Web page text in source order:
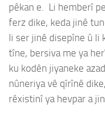
pêkan e. Li hemberî
ferz dike, keda jinê
li ser jinê disepîne û li
tîne, bersiva me ya
ku kodên jiyaneke
nûneriya vê qîrînê
rêxistinî ya hevpar a